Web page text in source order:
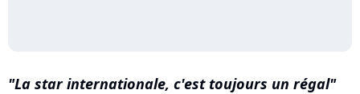
La star internationale, c'est toujours un régal